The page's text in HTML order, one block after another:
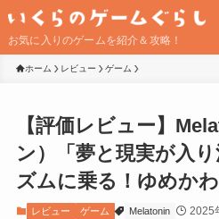
お気に入りのゲームを紹介＆攻略！
ホーム レビュー ゲーム
【評価レビュー】
ン）「夢と現実が入
ズムに乗る！ゆめかわ
レビュー ゲーム Melatonin 2025